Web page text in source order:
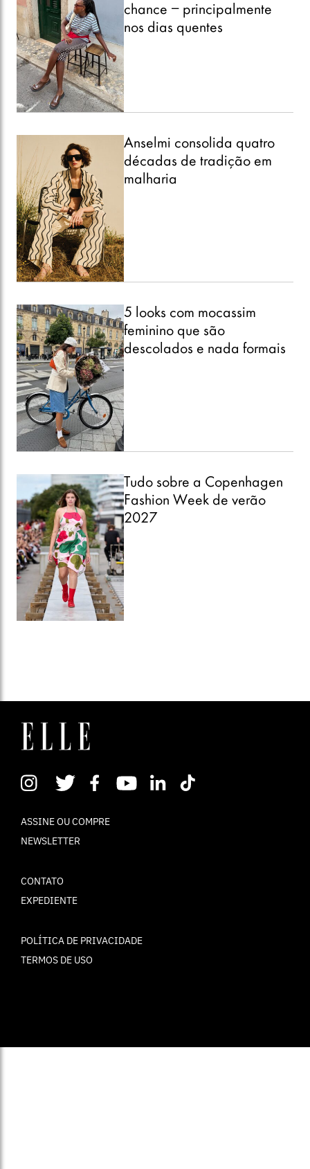
chance – principalmente
nos dias quentes
Anselmi consolida quatro
décadas de tradição em
malharia
5 looks com mocassim
feminino que são
descolados e nada formais
Tudo sobre a Copenhagen
Fashion Week de verão
2027
ASSINE OU COMPRE
NEWSLETTER
CONTATO
EXPEDIENTE
POLÍTICA DE PRIVACIDADE
TERMOS DE USO